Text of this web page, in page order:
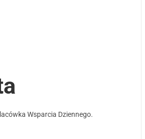
Wsparcia Dziennego.